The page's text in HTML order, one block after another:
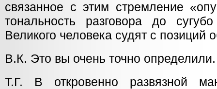
связанное с этим стремление
тональность разговора до
Великого человека судят с позиций
В.К. Это вы очень точно определили.
Т.Г. В откровенно развязной